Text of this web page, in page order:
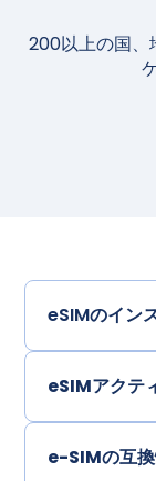
200以上の国、
eSIMのイン
eSIMアクテ
e-SIMの互